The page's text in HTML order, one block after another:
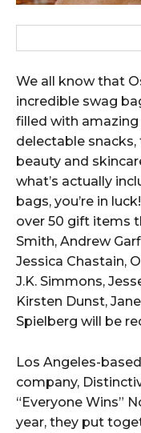
We all know that
incredible swag
filled with
delectable
beauty and
what’s actually
bags, you’re in
over 50 gift items
Smith, Andrew
Jessica Chastain,
J.K. Simmons,
Kirsten Dunst,
Spielberg will be
Los Angeles-
company,
“Everyone Wins”
year, they put